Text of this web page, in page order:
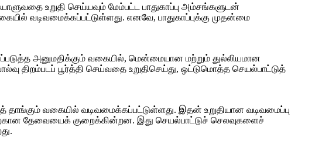
உறுதி செய்யவும் மேம்பட்ட பாதுகாப்பு அம்சங்களுடன்
வடிவமைக்கப்பட்டுள்ளது. எனவே, பாதுகாப்புக்கு முதன்மை
அனுமதிக்கும் வகையில், மென்மையான மற்றும் துல்லியமான
பூர்த்தி செய்வதை உறுதிசெய்து, ஒட்டுமொத்த செயல்பாட்டுத்
வகையில் வடிவமைக்கப்பட்டுள்ளது. இதன் உறுதியான வடிவமைப்பு
தேவையைக் குறைக்கின்றன. இது செயல்பாட்டுச் செலவுகளைச்